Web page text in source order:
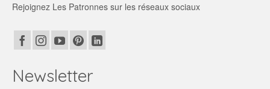
Rejoignez Les Patronnes sur les réseaux sociaux
Newsletter